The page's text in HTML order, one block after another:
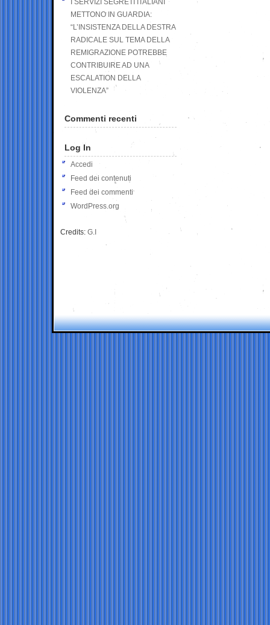
I SERVIZI SEGRETI ITALIANI
METTONO IN GUARDIA:
“L’INSISTENZA DELLA DESTRA
RADICALE SUL TEMA DELLA
REMIGRAZIONE POTREBBE
CONTRIBUIRE AD UNA
ESCALATION DELLA
VIOLENZA”
Commenti recenti
Log In
Accedi
Feed dei contenuti
Feed dei commenti
WordPress.org
Credits: G.I